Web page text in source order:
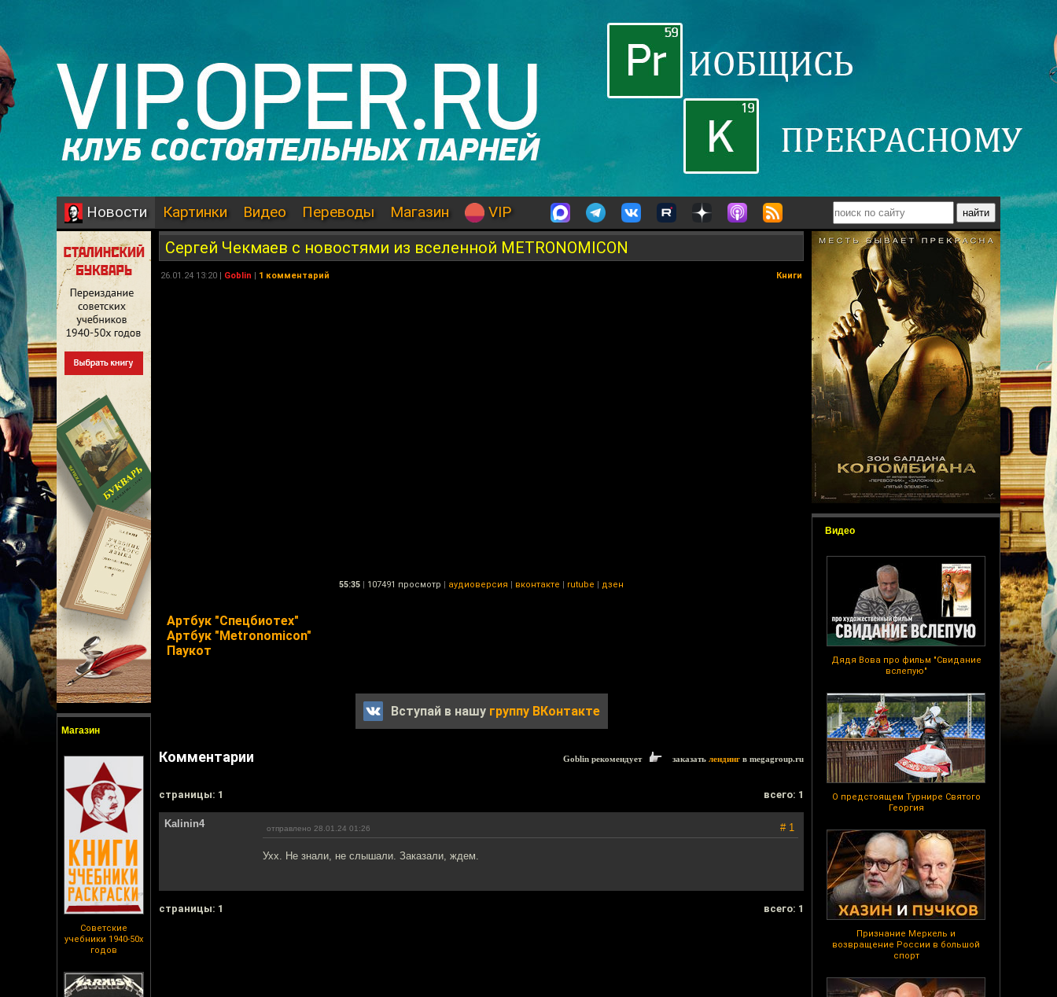
Новости Картинки Видео Переводы Магазин VIP
Магазин
Советские
учебники 1940-50х
годов
Видео
Дядя Вова про фильм "Свидание
вслепую"
О предстоящем Турнире Святого
Георгия
Признание Меркель и
возвращение России в большой
спорт
Сергей Чекмаев с новостями из вселенной METRONOMICON
26.01.24 13:20 | Goblin | 1 комментарий Книги
55:35 | 107491 просмотр | аудиоверсия | вконтакте | rutube | дзен
Артбук "Спецбиотех"
Артбук "Metronomicon"
Паукот
Вступай в нашу группу ВКонтакте
Комментарии Goblin рекомендует заказать лендинг в megagroup.ru
cтраницы: 1 всего: 1
Kalinin4 отправлено 28.01.24 01:26 # 1
Ухх. Не знали, не слышали. Заказали, ждем.
cтраницы: 1 всего: 1